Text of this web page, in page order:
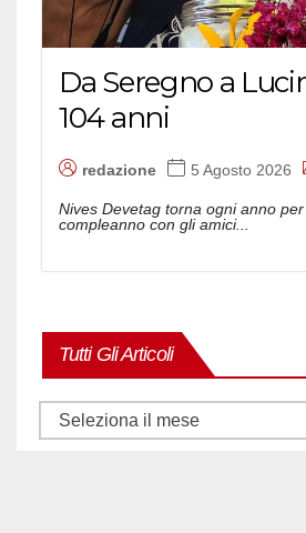
Da Seregno a
104 anni
redazione 5 Agosto 2026
Nives Devetag torna ogni anno
compleanno con gli amici...
Tutti Gli Articoli
Tutti